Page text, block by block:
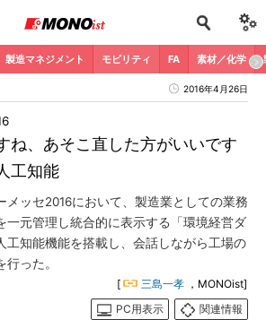
製造マネジメント モビリティ FA 素材／化学
2016年4月26日
ね、あそこ直した方がいいです
工知能
メッセ2016において、製造業としての業務
一元管理し統合的に表示する「環境経営ダ
工知能機能を搭載し、会話しながら工場の
った。
[ 三島一孝 ，MONOist]
PC用表示
関連情報